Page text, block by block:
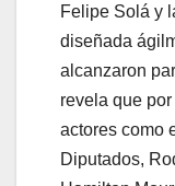
Felipe Solá y
diseñada
alcanzaron
revela que
actores como
Diputados,